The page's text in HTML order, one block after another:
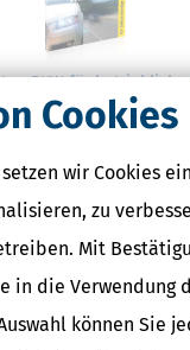
Cookies
wir Cookies
zu
Mit
in die Verwendung
können Sie
PKW für
nicht mehr als 50 %
zum